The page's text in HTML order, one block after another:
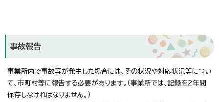
事故報告
事業所内で事故等が発生した場合には、その状況や対応状況等につい
て、市町村等に報告する必要があります。（事業所では、記録を2年間
保存しなければなりません。）